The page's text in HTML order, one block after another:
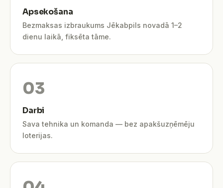
Apsekošana
Bezmaksas izbraukums Jēkabpils novadā 1–2
dienu laikā, fiksēta tāme.
Darbi
Sava tehnika un komanda — bez apakšuzņēmēju
loterijas.